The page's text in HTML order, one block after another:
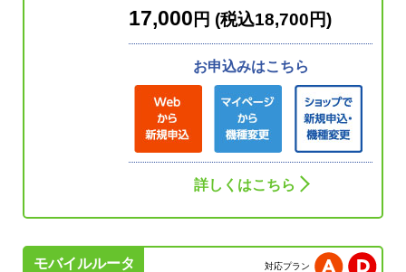
17,000 円 (税込18,700円)
お申込みはこちら
詳しくはこちら
モバイルルータ 対応プラン